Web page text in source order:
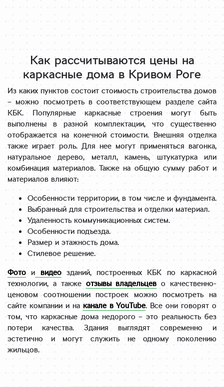
Как рассчитываются цены на
каркасные дома в Кривом Роге
Из каких пунктов состоит стоимость строительства домов
– можно посмотреть в соответствующем разделе сайта
КБК. Популярные каркасные строения могут быть
выполнены в разной комплектации, что существенно
отображается на конечной стоимости. Внешняя отделка
также играет роль. Для нее могут применяться вагонка,
натуральное дерево, металл, камень, штукатурка или
комбинация материалов. Также на общую сумму работ и
материалов влияют:
Особенности территории, в том числе и фундамента.
Выбранный для строительства и отделки материал.
Удаленность коммуникационных систем.
Особенности подъезда.
Размер и этажность дома.
Стилевое решение.
Фото и видео зданий, построенных КБК по каркасной
технологии, а также отзывы владельцев о качественно-
ценовом соотношении построек можно посмотреть на
сайте компании и на канале в YouTube. Все они говорят о
том, что каркасные дома недорого – это реальность без
потери качества. Здания выглядят современно и
эстетично и могут служить не одному поколению
жильцов.